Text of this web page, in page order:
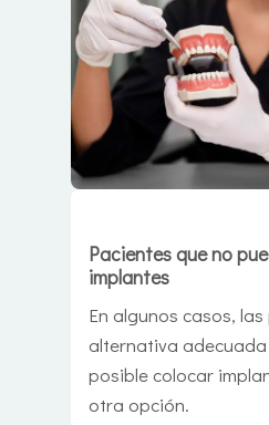
Pacientes que no
implantes
En algunos casos,
alternativa
posible colocar
otra opción.